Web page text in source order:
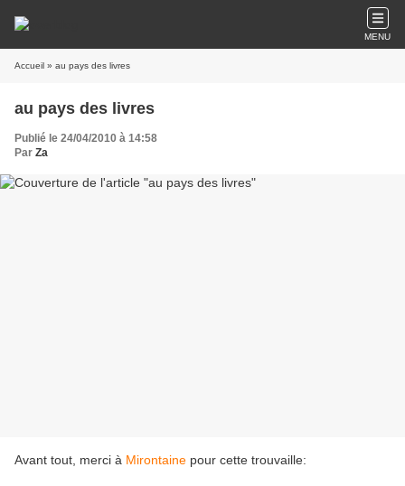
MENU
Accueil » au pays des livres
au pays des livres
Publié le 24/04/2010 à 14:58
Par Za
Avant tout, merci à Mirontaine pour cette trouvaille: